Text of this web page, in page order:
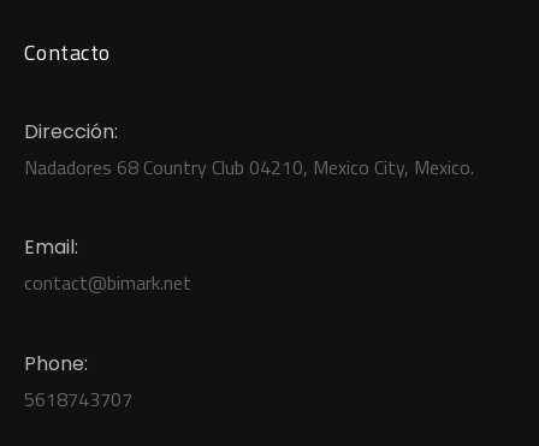
Contacto
Dirección:
Nadadores 68 Country Club 04210, Mexico City, Mexico.
Email:
contact@bimark.net
Phone:
5618743707